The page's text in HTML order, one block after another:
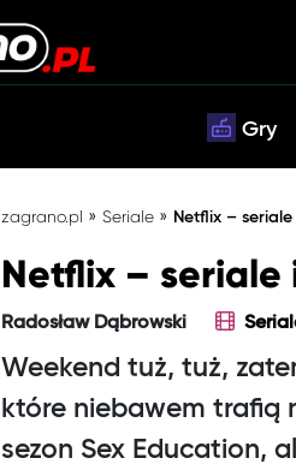
Gry
zagrano.pl » Seriale » Netflix –
Netflix – seriale
Radosław Dąbrowski
Weekend tuż, tuż,
które niebawem trafią
sezon Sex Education,